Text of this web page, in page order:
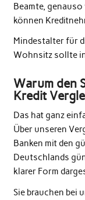
Beamte,
können
Mindestalter für
Wohnsitz sollte
Warum den
Kredit
Das hat ganz
Über unseren
Banken mit den
Deutschlands
klarer Form
Sie brauchen bei